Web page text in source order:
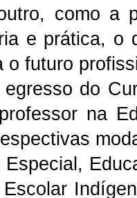
como a
e prática, o
o futuro
do
na